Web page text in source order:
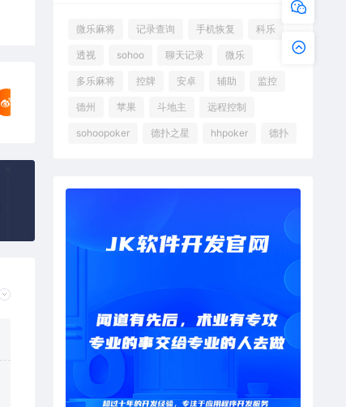
微乐麻将 记录查询 手机恢复 科乐
透视 sohoo 聊天记录 微乐
多乐麻将 控牌 安卓 辅助 监控
德州 苹果 斗地主 远程控制
sohoopoker 德扑之星 hhpoker 德扑